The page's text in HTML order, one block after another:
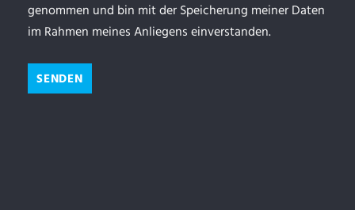
genommen und bin mit der Speicherung meiner Daten
im Rahmen meines Anliegens einverstanden.